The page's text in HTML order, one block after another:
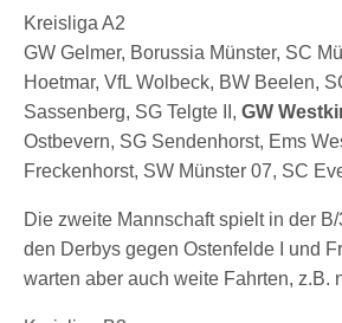
Kreisliga A2
GW Gelmer, Borussia Münster, SC
Hoetmar, VfL Wolbeck, BW Beelen,
Sassenberg, SG Telgte II,GW
Ostbevern, SG Sendenhorst, Ems
Freckenhorst, SW Münster 07, SC
Die zweite Mannschaft spielt in der
den Derbys gegen Ostenfelde I und
warten aber auch weite Fahrten, z.B.